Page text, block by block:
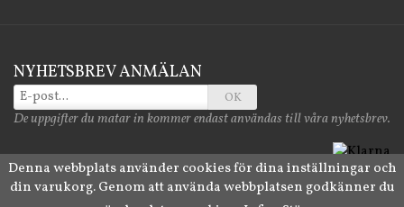
NYHETSBREV ANMÄLAN
OK
De uppgifter du matar in kommer endast användas till våra nyhetsbrev.
Drift & produktion: Wikinggruppen
Denna webbplats använder cookies för dina inställningar och
din varukorg. Genom att använda webbplatsen godkänner du